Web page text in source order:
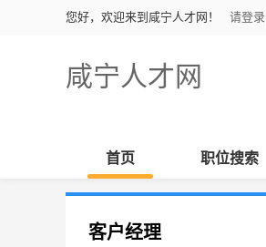
您好，欢迎来到咸宁人才网！ 请登录
咸宁人才网
首页 职位搜索
客户经理